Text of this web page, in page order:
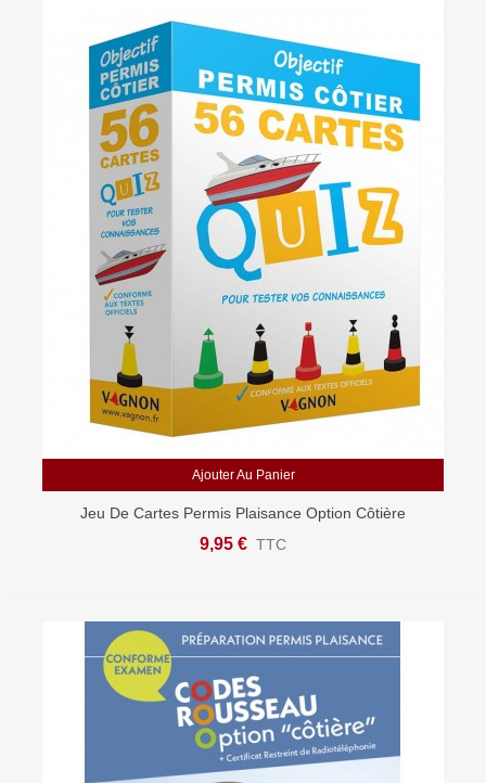
Ajouter Au Panier
Jeu De Cartes Permis Plaisance Option Côtière
9,95 € TTC